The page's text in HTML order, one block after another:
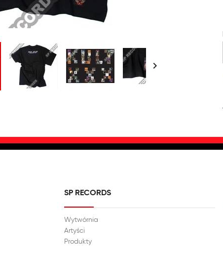

SP RECORDS
Wytwórnia
Artyści
Produkty